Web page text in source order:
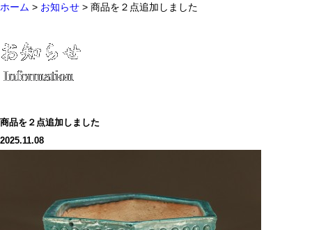
ホーム > お知らせ > 商品を２点追加しました
商品を２点追加しました
2025.11.08